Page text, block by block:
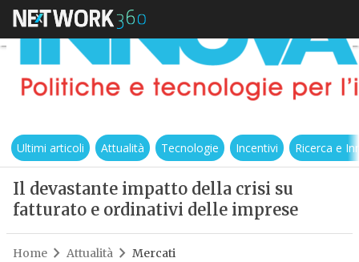
Ultimi articoli Attualità Tecnologie Incentivi Ricerca e
Il devastante impatto della crisi su
fatturato e ordinativi delle imprese
Home Attualità Mercati